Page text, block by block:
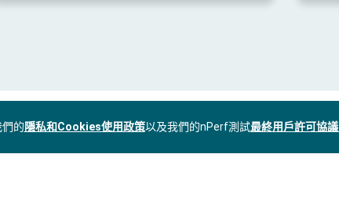
的隱私和Cookies使用政策以及我們的nPerf測試最終用戶許可協議